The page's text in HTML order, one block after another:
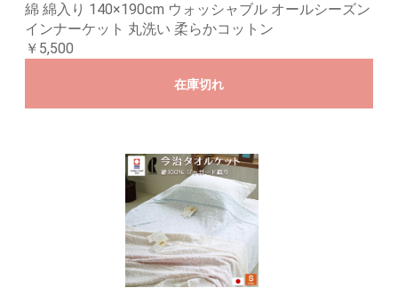
綿 綿入り 140×190cm ウォッシャブル オールシーズン
インナーケット 丸洗い 柔らかコットン
￥5,500
在庫切れ